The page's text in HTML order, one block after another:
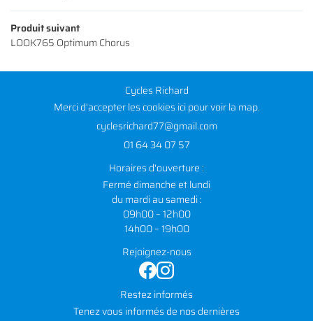
Produit suivant
LOOK765 Optimum Chorus
Cycles Richard
Merci d'accepter les cookiesicipour voir la map.
01 64 34 07 57
Horaires d'ouverture :
Fermé dimanche et lundi
du mardi au samedi :
09h00 – 12h00
14h00 – 19h00
Rejoignez-nous
Restez informés
Tenez vous informés de nos dernières